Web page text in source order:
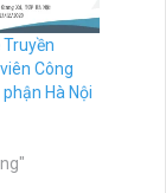
Công
Hà Nội